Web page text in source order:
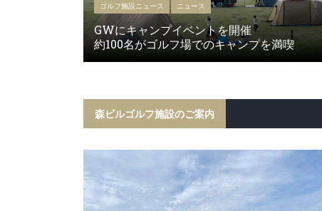
ゴルフ施設ニュース ニュース
GWにキャンプイベントを開催
約100名がゴルフ場でのキャンプを満喫
森ビルゴルフ施設のご案内